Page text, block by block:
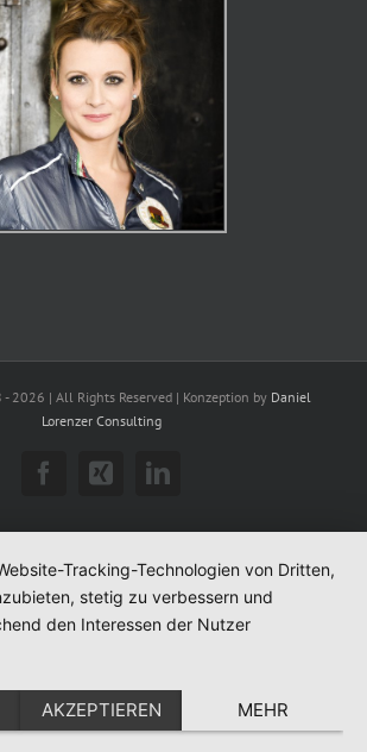
- 2026 | All Rights Reserved | Konzeption by Daniel
Lorenzer Consulting
FacebookXing LinkedIn
Tracking-Technologien von Dritten,
stetig zu verbessern und
den Interessen der Nutzer
AKZEPTIEREN MEHR